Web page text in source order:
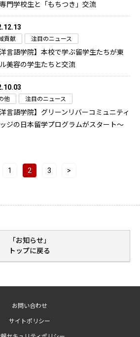
門学校生と「もちつき」交流
貢献 注目のニュース
洋言語学院】本校で学ぶ留学生たちが東
美容の学生たちと交流
他 注目のニュース
洋言語学院】グリーンリバーコミュニティ
ジの日本留学プログラムがスタート～
1 2 3 >
「お知らせ」
トップに戻る
お問い合わせ
サイトポリシー